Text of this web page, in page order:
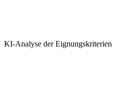
KI-Analyse der Eignungskriterien